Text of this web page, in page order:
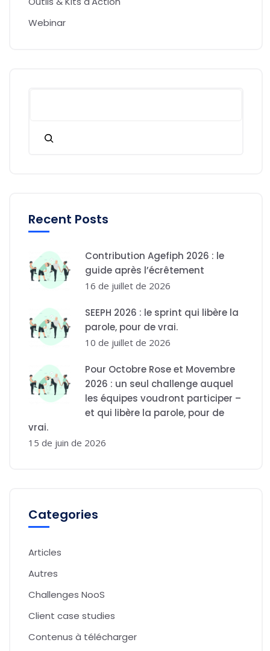
Webinar
Recent Posts
Contribution Agefiph 2026 : le
guide après l’écrêtement
16 de juillet de 2026
SEEPH 2026 : le sprint qui libère la
parole, pour de vrai.
10 de juillet de 2026
Pour Octobre Rose et Movembre
2026 : un seul challenge auquel
les équipes voudront participer –
et qui libère la parole, pour de
vrai.
15 de juin de 2026
Categories
Articles
Autres
Challenges NooS
Client case studies
Contenus à télécharger